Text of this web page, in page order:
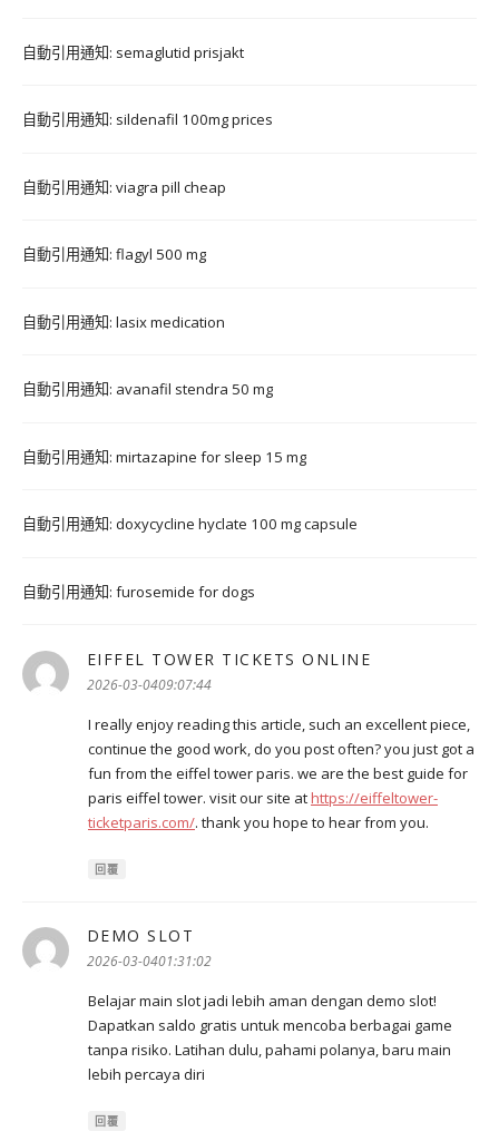
自動引用通知: semaglutid prisjakt
自動引用通知: sildenafil 100mg prices
自動引用通知: viagra pill cheap
自動引用通知: flagyl 500 mg
自動引用通知: lasix medication
自動引用通知: avanafil stendra 50 mg
自動引用通知: mirtazapine for sleep 15 mg
自動引用通知: doxycycline hyclate 100 mg capsule
自動引用通知: furosemide for dogs
EIFFEL TOWER TICKETS ONLINE
2026-03-0409:07:44
I really enjoy reading this article, such an excellent piece,
continue the good work, do you post often? you just got a
fun from the eiffel tower paris. we are the best guide for
paris eiffel tower. visit our site athttps://eiffeltower-
ticketparis.com/. thank you hope to hear from you.
回覆
DEMO SLOT
示:
2026-03-0401:31:02
Belajar main slot jadi lebih aman dengan demo slot!
Dapatkan saldo gratis untuk mencoba berbagai game
tanpa risiko. Latihan dulu, pahami polanya, baru main
lebih percaya diri
回覆